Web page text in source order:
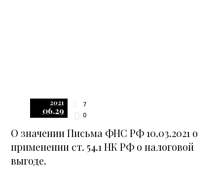
2021
06.29 0
7
О значении Письма ФНС РФ 10.03.2021 о
применении ст. 54.1 НК РФ о налоговой
выгоде.